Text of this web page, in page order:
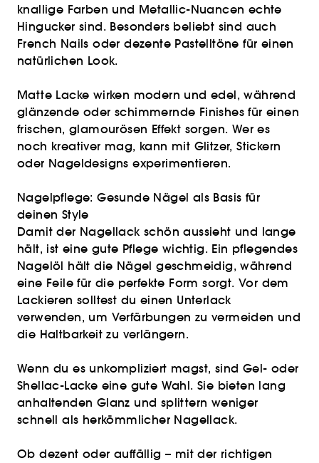
knallige Farben und Metallic-Nuancen echte
Hingucker sind. Besonders beliebt sind auch
French Nails oder dezente Pastelltöne für einen
natürlichen Look.
Matte Lacke wirken modern und edel, während
glänzende oder schimmernde Finishes für einen
frischen, glamourösen Effekt sorgen. Wer es
noch kreativer mag, kann mit Glitzer, Stickern
oder Nageldesigns experimentieren.
Nagelpflege: Gesunde Nägel als Basis für
deinen Style
Damit der Nagellack schön aussieht und lange
hält, ist eine gute Pflege wichtig. Ein pflegendes
Nagelöl hält die Nägel geschmeidig, während
eine Feile für die perfekte Form sorgt. Vor dem
Lackieren solltest du einen Unterlack
verwenden, um Verfärbungen zu vermeiden und
die Haltbarkeit zu verlängern.
Wenn du es unkompliziert magst, sind Gel- oder
Shellac-Lacke eine gute Wahl. Sie bieten lang
anhaltenden Glanz und splittern weniger
schnell als herkömmlicher Nagellack.
Ob dezent oder auffällig – mit der richtigen